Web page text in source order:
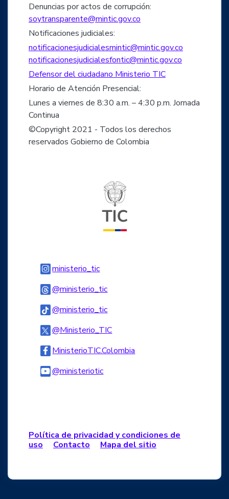
Denuncias por actos de corrupción:
soytransparente@mintic.gov.co
Notificaciones judiciales:
notificacionesjudicialesmintic@mintic.gov.co
notificacionesjudicialesfontic@mintic.gov.co
Defensor del ciudadano Ministerio TIC
Horario de Atención Presencial:
Lunes a viernes de 8:30 a.m. – 4:30 p.m. Jornada
Continua
©Copyright 2021 - Todos los derechos
reservados Gobierno de Colombia
ministerio_ticLogo Instagram
@ministerio_ticLogo Threads
@ministerio_ticLogo Tiktok
@Ministerio_TICLogo Twitter
MinisterioTIC.Colombia
@ministerioticLogo Youtube
Política de privacidad y condiciones de
uso
Contacto Mapa del sitio